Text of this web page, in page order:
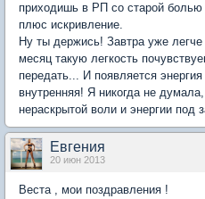
приходишь в РП со старой
плюс искривление.
Ну ты держись! Завтра уже
месяц такую легкость
передать... И появляется
внутренняя! Я никогда не
нераскрытой воли и энергии под
Евгения
20 июн 2013
Веста , мои поздравления !